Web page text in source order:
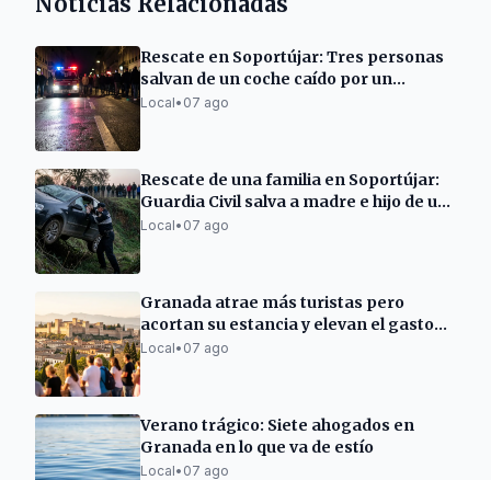
Rescate en Soportújar: Tres personas
salvan de un coche caído por un
terraplén
Local• 07 ago
Rescate de una familia en Soportújar:
Guardia Civil salva a madre e hijo de un
coche volcado
Local• 07 ago
Granada atrae más turistas pero
acortan su estancia y elevan el gasto
diario
Local• 07 ago
Verano trágico: Siete ahogados en
Granada en lo que va de estío
Local• 07 ago